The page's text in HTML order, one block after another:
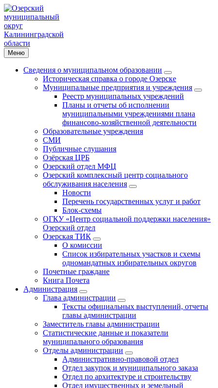
Меню
Сведения о муниципальном образовании
Историческая справка о городе Озерске
Муниципальные предприятия и учреждения
Реестр муниципальных учреждений
Планы и отчеты об исполнении
муниципальными учреждениями плана
финансово-хозяйственной деятельности
Образовательные учреждения
СМИ
Публичные слушания
Озёрская ЦРБ
Озерский отдел МФЦ
Озерский комплексный центр социального
обслуживания населения
Новости
Перечень государственных услуг и работ
Блок-схемы
ОГКУ «Центр социальной поддержки населения»
Озерский отдел
Озерская ТИК
О комиссии
Список избирательных участков и схемы
одномандатных избирательных округов
Почетные граждане
Книга Почета
Администрация
Глава администрации
Тексты официальных выступлений, отчеты
главы администрации
Заместитель главы администрации
Статистические данные и показатели
муниципального образования
Отделы администрации
Административно-правовой отдел
Отдел закупок и муниципального заказа
Отдел по архитектуре и строительству
Отдел имущественных и земельный